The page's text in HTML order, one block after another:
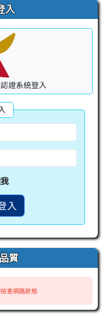
入
證系統登入
入
質
查網路狀態